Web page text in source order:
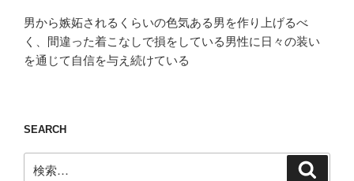
男から嫉妬されるくらいの色気ある男を作り上げるべ
く、間違った着こなしで損をしている男性に日々の装い
を通じて自信を与え続けている
SEARCH